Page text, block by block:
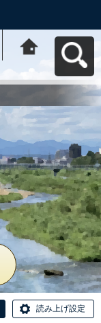
動応援ｻｲﾄ はち
コミねっとへ戻
読み上げ設定